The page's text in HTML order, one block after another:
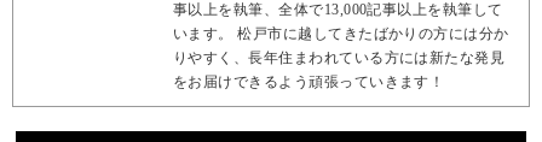
事以上を執筆、全体で13,000記事以上を執筆して
います。 松戸市に越してきたばかりの方には分か
りやすく、長年住まわれている方には新たな発見
をお届けできるよう頑張っていきます！